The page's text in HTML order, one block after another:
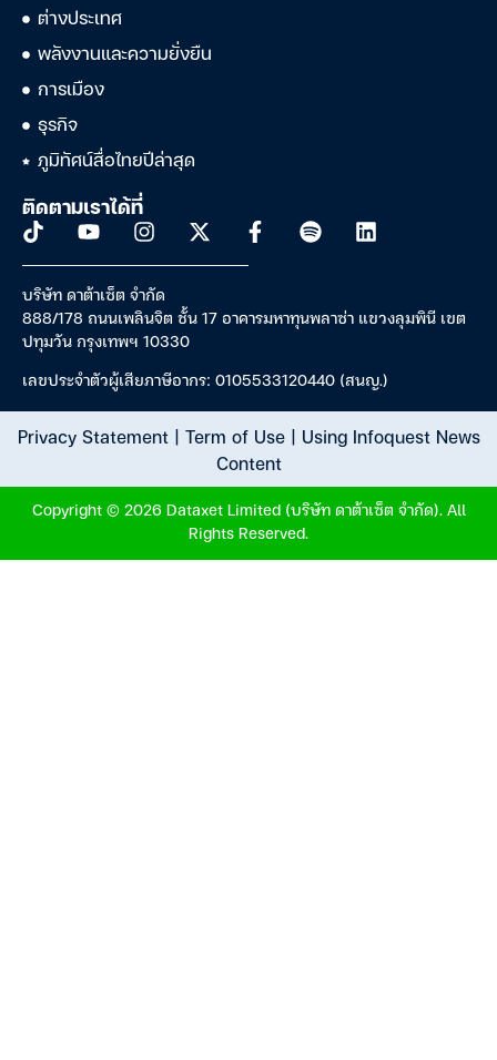
ต่างประเทศ
พลังงานและความยั่งยืน
การเมือง
ธุรกิจ
ภูมิทัศน์สื่อไทยปีล่าสุด
ติดตามเราได้ที่
บริษัท ดาต้าเซ็ต จำกัด
888/178 ถนนเพลินจิต ชั้น 17 อาคารมหาทุนพลาซ่า แขวงลุมพินี เขต
ปทุมวัน กรุงเทพฯ 10330
เลขประจำตัวผู้เสียภาษีอากร: 0105533120440 (สนญ.)
Privacy Statement| Term of Use| Using Infoquest News
Content
Copyright © 2026 Dataxet Limited (บริษัท ดาต้าเซ็ต จำกัด). All
Rights Reserved.